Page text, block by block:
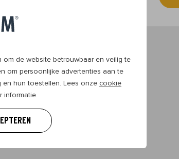
om de website betrouwbaar en veilig te
om persoonlijke advertenties aan te
en hun toestellen. Lees onze cookie
informatie.
heeft en samen veel plezier te